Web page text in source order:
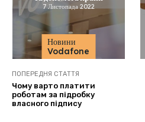
Новини
Vodafone
7 Листопада 2022
ПОПЕРЕДНЯ СТАТТЯ
Чому варто платити
роботам за підробку
власного підпису